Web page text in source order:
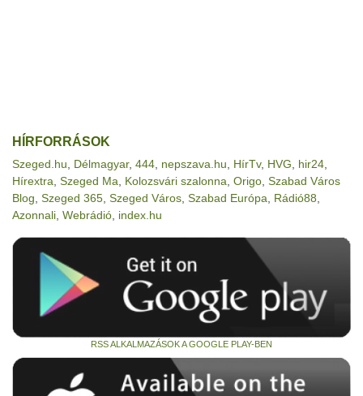
HÍRFORRÁSOK
Szeged.hu Délmagyar, 444 nepszava.hu HírTv, HVG hir24
Hírextra Szeged Ma Kolozsvári szalonna Origo Szabad Város
Blog Szeged 365 Szeged Város Szabad Európa Rádió88
Azonnali Webrádió index.hu
RSS ALKALMAZÁSOK A GOOGLE PLAY-BEN